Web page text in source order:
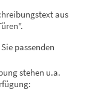
aus
passenden
stehen u.a.